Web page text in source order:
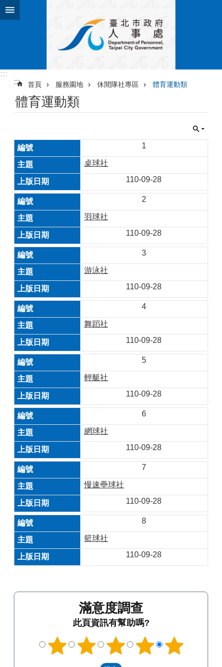
跳到主要內容區塊
:::
:::
首頁 服務園地 休閒隊社專區 體育運動類
體育運動類
1
桌球社
110-09-28
2
羽球社
110-09-28
3
游泳社
110-09-28
4
舞蹈社
110-09-28
5
輕艇社
110-09-28
6
網球社
110-09-28
7
慢速壘球社
110-09-28
8
籃球社
110-09-28
滿意度調查
此頁資訊有幫助嗎?